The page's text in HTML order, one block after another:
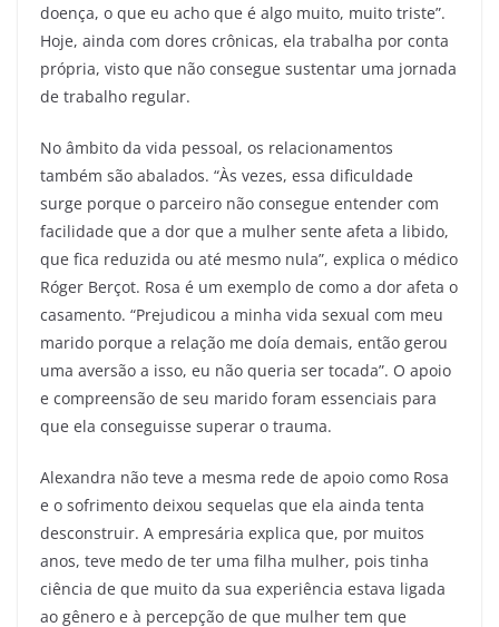
doença, o que eu acho que é algo muito, muito triste”.
Hoje, ainda com dores crônicas, ela trabalha por conta
própria, visto que não consegue sustentar uma jornada
de trabalho regular.
No âmbito da vida pessoal, os relacionamentos
também são abalados. “Às vezes, essa dificuldade
surge porque o parceiro não consegue entender com
facilidade que a dor que a mulher sente afeta a libido,
que fica reduzida ou até mesmo nula”, explica o médico
Róger Berçot. Rosa é um exemplo de como a dor afeta o
casamento. “Prejudicou a minha vida sexual com meu
marido porque a relação me doía demais, então gerou
uma aversão a isso, eu não queria ser tocada”. O apoio
e compreensão de seu marido foram essenciais para
que ela conseguisse superar o trauma.
Alexandra não teve a mesma rede de apoio como Rosa
e o sofrimento deixou sequelas que ela ainda tenta
desconstruir. A empresária explica que, por muitos
anos, teve medo de ter uma filha mulher, pois tinha
ciência de que muito da sua experiência estava ligada
ao gênero e à percepção de que mulher tem que